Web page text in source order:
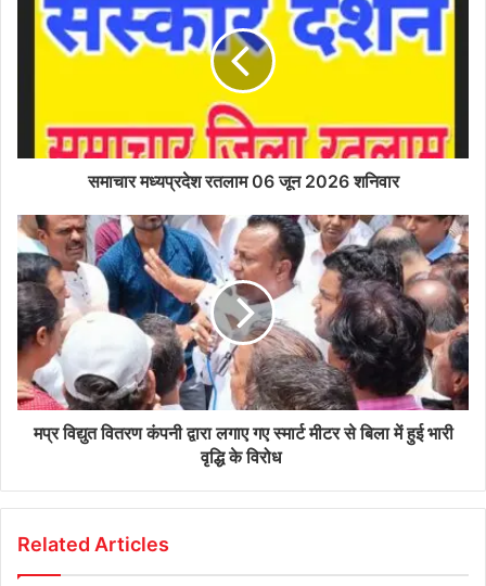
समाचार मध्यप्रदेश रतलाम 06 जून 2026 शनिवार
मप्र विद्युत वितरण कंपनी द्वारा लगाए गए स्मार्ट मीटर से बिला में हुई भारी
वृद्धि के विरोध
Related Articles